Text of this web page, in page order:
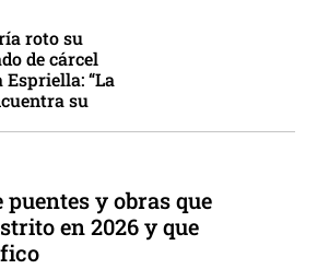
roto su
de cárcel
Espriella: “La
su
puentes y obras que
en 2026 y que